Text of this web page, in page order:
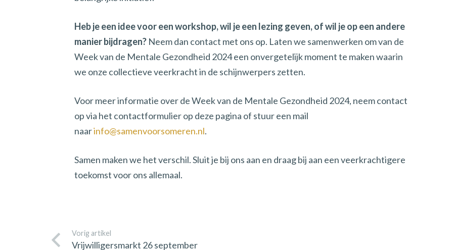
Heb je een idee voor een workshop, wil je een lezing geven, of wil je op een andere
manier bijdragen? Neem dan contact met ons op. Laten we samenwerken om van de
Week van de Mentale Gezondheid 2024 een onvergetelijk moment te maken waarin
we onze collectieve veerkracht in de schijnwerpers zetten.
Voor meer informatie over de Week van de Mentale Gezondheid 2024, neem contact
op via het contactformulier op deze pagina of stuur een mail
naarinfo@samenvoorsomeren.nl.
Samen maken we het verschil. Sluit je bij ons aan en draag bij aan een veerkrachtigere
toekomst voor ons allemaal.
Vorig artikel
Vrijwilligersmarkt 26 september